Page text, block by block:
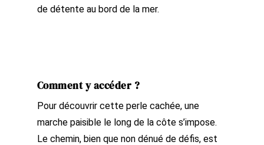
de détente au bord de la mer.
Comment y accéder ?
Pour découvrir cette perle cachée, une
marche paisible le long de la côte s’impose.
Le chemin, bien que non dénué de défis, est